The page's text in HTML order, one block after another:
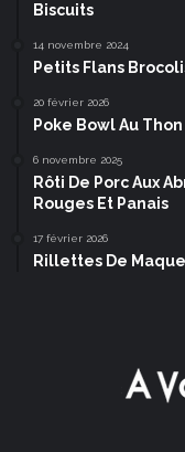
Biscuits
14 novembre 2024
Petits Flans
20 février 2026
Poke Bowl Au
6 novembre 2025
Rôti De Porc Aux
Rouges Et Panais
17 février 2026
Rillettes De